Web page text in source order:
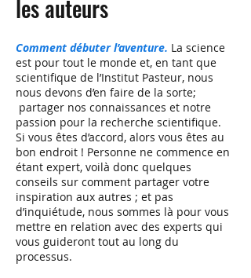
les auteurs
Comment débuter l’aventure. La science
est pour tout le monde et, en tant que
scientifique de l’Institut Pasteur, nous
nous devons d’en faire de la sorte;
partager nos connaissances et notre
passion pour la recherche scientifique.
Si vous êtes d’accord, alors vous êtes au
bon endroit ! Personne ne commence en
étant expert, voilà donc quelques
conseils sur comment partager votre
inspiration aux autres ; et pas
d’inquiétude, nous sommes là pour vous
mettre en relation avec des experts qui
vous guideront tout au long du
processus.